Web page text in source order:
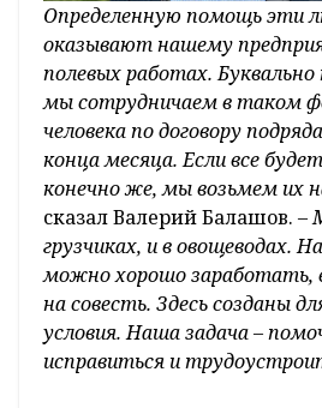
Определенную помощь эти
оказывают нашему
полевых работах.
мы сотрудничаем в таком
человека по договору
конца месяца. Если все
конечно же, мы возьмем их
сказал Валерий Балашов. –
грузчиках, и в овощеводах.
можно хорошо заработать,
на совесть. Здесь созданы
условия. Наша задача –
исправиться и